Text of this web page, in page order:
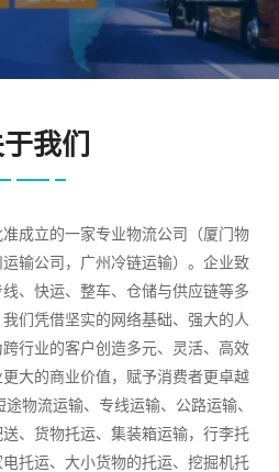
我们
成立的一家专业物流公司（厦门物
输公司，广州冷链运输）。企业致
、快运、整车、仓储与供应链等多
们凭借坚实的网络基础、强大的人
行业的客户创造多元、灵活、高效
大的商业价值，赋予消费者更卓越
物流运输、专线运输、公路运输、
、货物托运、集装箱运输，行李托
托运、大小货物的托运、挖掘机托